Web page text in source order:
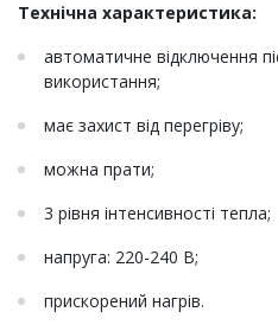
Технічна характеристика:
автоматичне відключення
використання;
має захист від перегріву;
можна прати;
3 рівня інтенсивності тепла;
напруга: 220-240 В;
прискорений нагрів.